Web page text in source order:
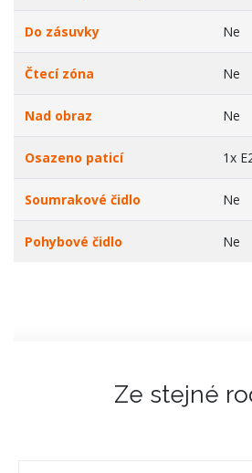
Do zásuvky Ne
Čtecí zóna Ne
Nad obraz Ne
Osazeno paticí 1x
Soumrakové čidlo Ne
Pohybové čidlo Ne
Ze stejné